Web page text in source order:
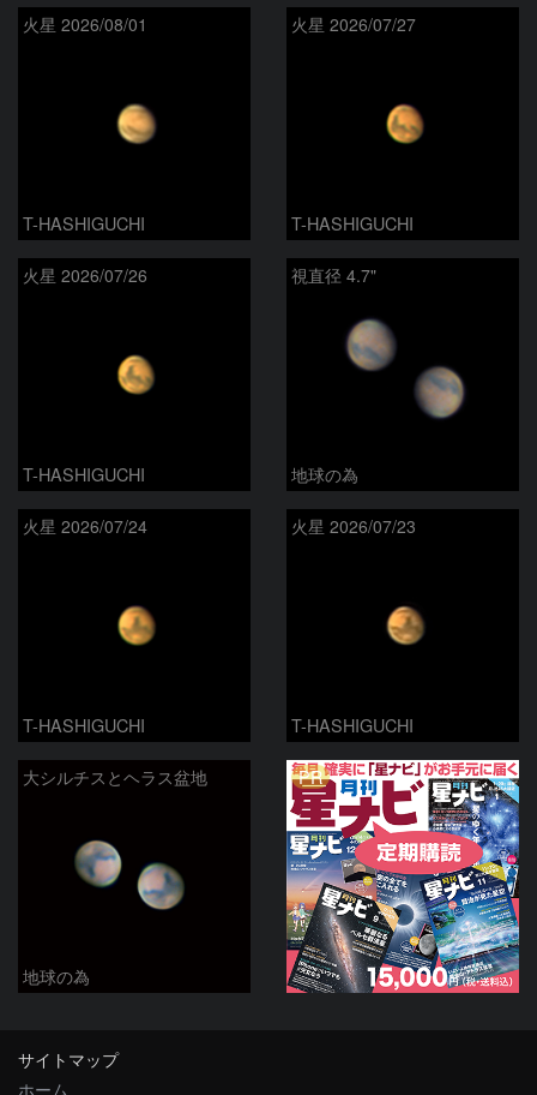
火星 2026/08/01
T-HASHIGUCHI
火星 2026/07/27
T-HASHIGUCHI
火星 2026/07/26
T-HASHIGUCHI
視直径 4.7"
地球の為
火星 2026/07/24
T-HASHIGUCHI
火星 2026/07/23
T-HASHIGUCHI
大シルチスとヘラス盆地
地球の為
PR
サイトマップ
ホーム